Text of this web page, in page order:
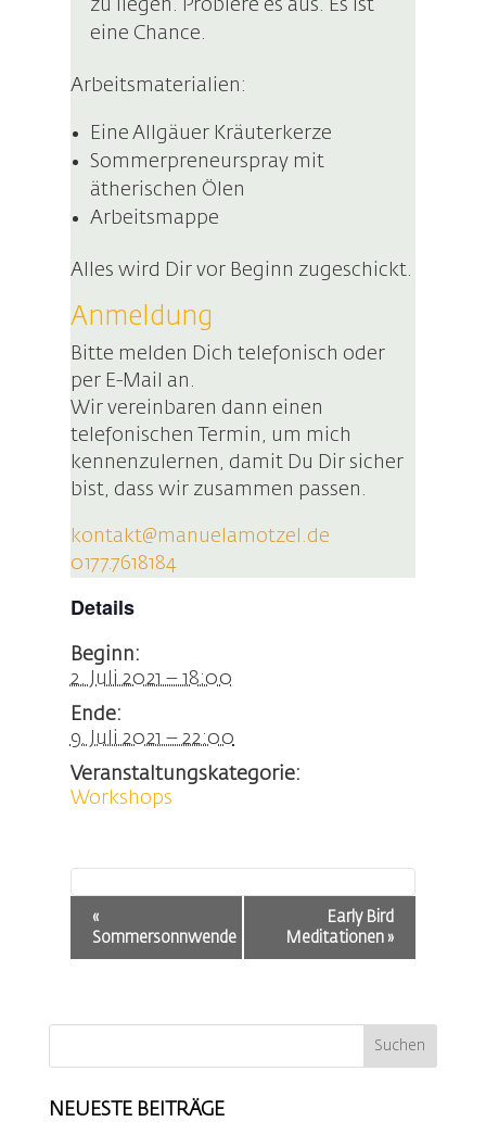
zu liegen. Probiere es aus. Es ist
eine Chance.
Arbeitsmaterialien:
Eine Allgäuer Kräuterkerze
Sommerpreneurspray mit
ätherischen Ölen
Arbeitsmappe
Alles wird Dir vor Beginn zugeschickt.
Anmeldung
Bitte melden Dich telefonisch oder
per E-Mail an.
Wir vereinbaren dann einen
telefonischen Termin, um mich
kennenzulernen, damit Du Dir sicher
bist, dass wir zusammen passen.
kontakt@manuelamotzel.de
0177.7618184
Details
Beginn:
2. Juli 2021 – 18:00
Ende:
9. Juli 2021 – 22:00
Veranstaltungskategorie:
Workshops
Navigation
«
Sommersonnwende
Early Bird
Meditationen»
NEUESTE BEITRÄGE